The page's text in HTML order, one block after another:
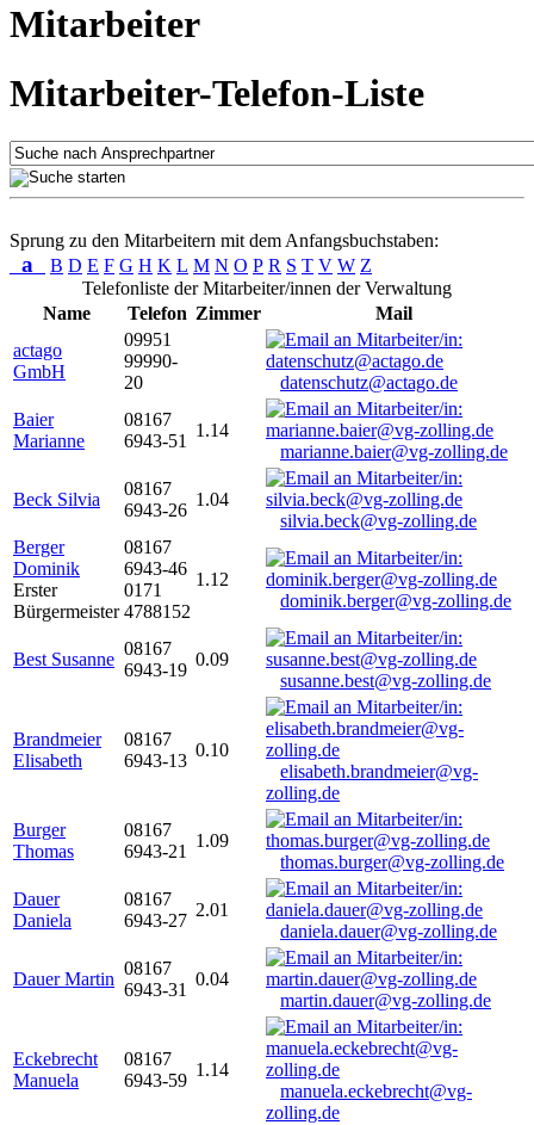
Mitarbeiter
Mitarbeiter-Telefon-Liste
Sprung zu den Mitarbeitern mit dem Anfangsbuchstaben:
a B D E F G H K L M N O P R S T V W Z
Telefonliste der Mitarbeiter/innen der Verwaltung
Name
Telefon Zimmer
Mail
actago
GmbH
09951
99990-
20
datenschutz@actago.de
Baier
Marianne
08167
6943-51
1.14
marianne.baier@vg-zolling.de
Beck Silvia
08167
6943-26
1.04
silvia.beck@vg-zolling.de
Berger
Dominik
Erster
Bürgermeister
08167
6943-46
0171
4788152
1.12
dominik.berger@vg-zolling.de
Best Susanne
08167
6943-19
0.09
susanne.best@vg-zolling.de
Brandmeier
Elisabeth
08167
6943-13
0.10
elisabeth.brandmeier@vg-
zolling.de
Burger
Thomas
08167
6943-21
1.09
thomas.burger@vg-zolling.de
Dauer
Daniela
08167
6943-27
2.01
daniela.dauer@vg-zolling.de
Dauer Martin
08167
6943-31
0.04
martin.dauer@vg-zolling.de
Eckebrecht
Manuela
08167
6943-59
1.14
manuela.eckebrecht@vg-
zolling.de